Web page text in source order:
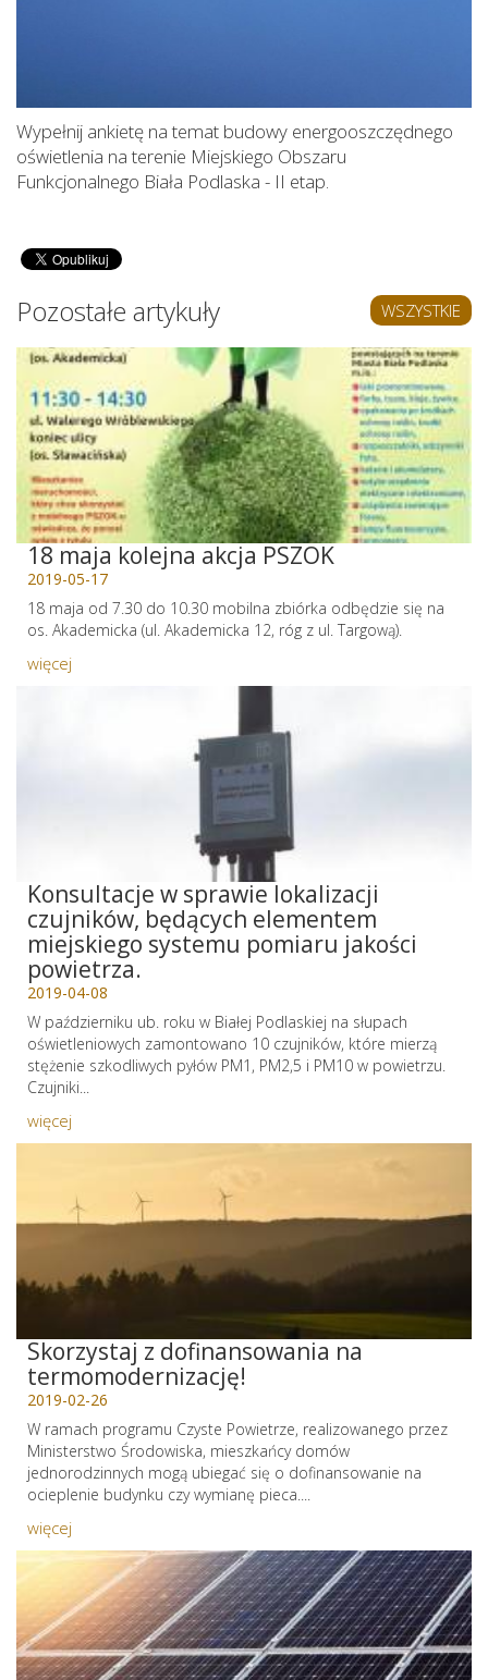
Wypełnij ankietę na temat budowy energooszczędnego
oświetlenia na terenie Miejskiego Obszaru
Funkcjonalnego Biała Podlaska - II etap.
Pozostałe artykuły WSZYSTKIE
18 maja kolejna akcja PSZOK
2019-05-17
18 maja od 7.30 do 10.30 mobilna zbiórka odbędzie się na
os. Akademicka (ul. Akademicka 12, róg z ul. Targową).
więcej
Konsultacje w sprawie lokalizacji
czujników, będących elementem
miejskiego systemu pomiaru jakości
powietrza.
2019-04-08
W październiku ub. roku w Białej Podlaskiej na słupach
oświetleniowych zamontowano 10 czujników, które mierzą
stężenie szkodliwych pyłów PM1, PM2,5 i PM10 w powietrzu.
Czujniki...
więcej
Skorzystaj z dofinansowania na
termomodernizację!
2019-02-26
W ramach programu Czyste Powietrze, realizowanego przez
Ministerstwo Środowiska, mieszkańcy domów
jednorodzinnych mogą ubiegać się o dofinansowanie na
ocieplenie budynku czy wymianę pieca....
więcej